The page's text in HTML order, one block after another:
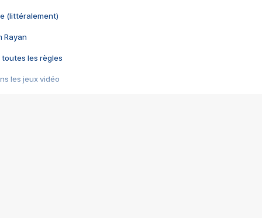
(littéralement)
Rayan
toutes les règles
les jeux vidéo